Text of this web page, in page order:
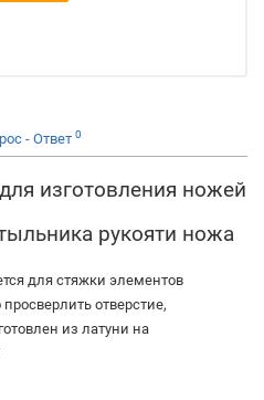
- Ответ 0
изготовления ножей
рукояти ножа
для стяжки элементов
отверстие,
из латуни на